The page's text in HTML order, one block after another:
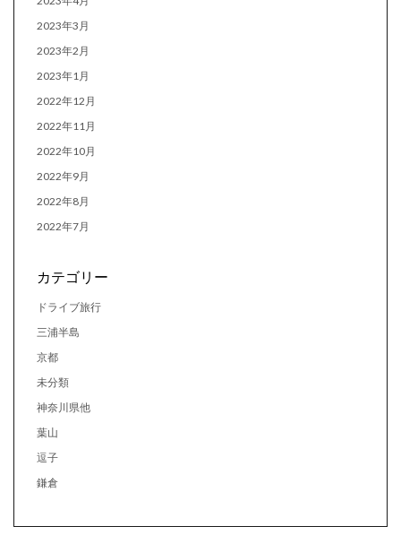
2023年3月
2023年2月
2023年1月
2022年12月
2022年11月
2022年10月
2022年9月
2022年8月
2022年7月
カテゴリー
ドライブ旅行
三浦半島
京都
未分類
神奈川県他
葉山
逗子
鎌倉